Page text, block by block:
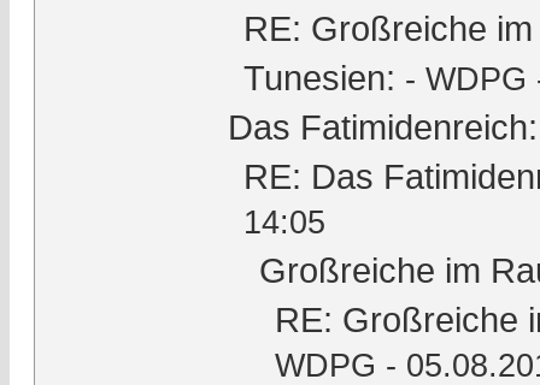
RE: Großreiche
Tunesien: - WDPG
Das Fatimidenreich:
RE: Das
14:05
Großreiche im
RE: Großreiche
WDPG -